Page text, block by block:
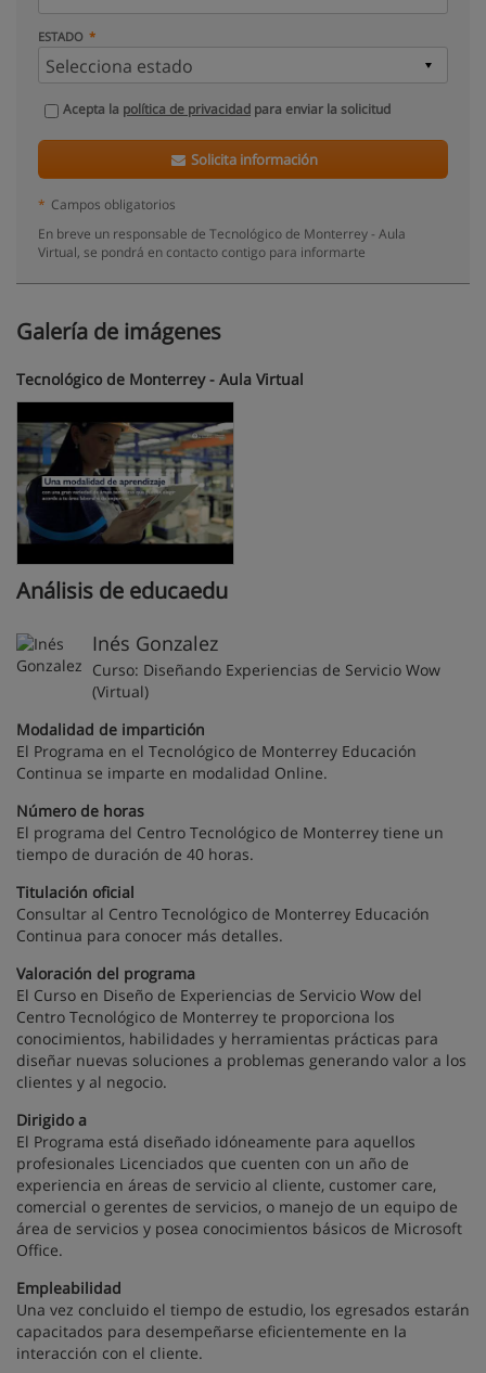
ESTADO
Acepta la política de privacidad para enviar la solicitud
Solicita información
* Campos obligatorios
En breve un responsable de Tecnológico de Monterrey - Aula
Virtual, se pondrá en contacto contigo para informarte
Galería de imágenes
Tecnológico de Monterrey - Aula Virtual
Análisis de educaedu
Inés Gonzalez
Curso: Diseñando Experiencias de Servicio Wow
(Virtual)
Modalidad de impartición
El Programa en el Tecnológico de Monterrey Educación
Continua se imparte en modalidad Online.
Número de horas
El programa del Centro Tecnológico de Monterrey tiene un
tiempo de duración de 40 horas.
Titulación oficial
Consultar al Centro Tecnológico de Monterrey Educación
Continua para conocer más detalles.
Valoración del programa
El Curso en Diseño de Experiencias de Servicio Wow del
Centro Tecnológico de Monterrey te proporciona los
conocimientos, habilidades y herramientas prácticas para
diseñar nuevas soluciones a problemas generando valor a los
clientes y al negocio.
Dirigido a
El Programa está diseñado idóneamente para aquellos
profesionales Licenciados que cuenten con un año de
experiencia en áreas de servicio al cliente, customer care,
comercial o gerentes de servicios, o manejo de un equipo de
área de servicios y posea conocimientos básicos de Microsoft
Office.
Empleabilidad
Una vez concluido el tiempo de estudio, los egresados estarán
capacitados para desempeñarse eficientemente en la
interacción con el cliente.